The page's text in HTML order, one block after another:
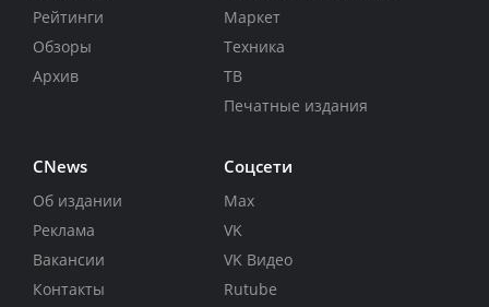
Рейтинги
Обзоры
Архив
Маркет
Техника
ТВ
Печатные издания
CNews
Об издании
Реклама
Вакансии
Контакты
Соцсети
Max
VK
VK Видео
Rutube